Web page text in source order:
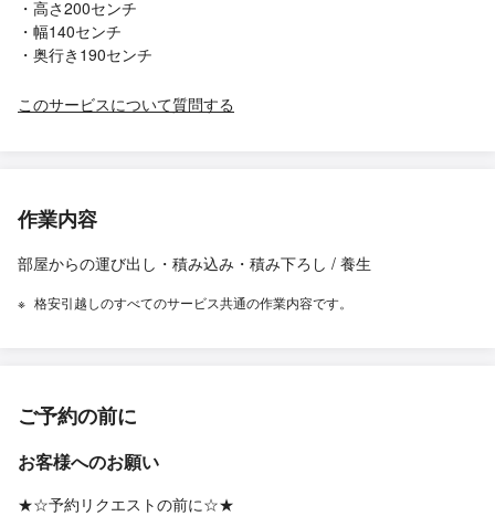
・高さ200センチ
・幅140センチ
・奥行き190センチ
このサービスについて質問する
作業内容
部屋からの運び出し・積み込み・積み下ろし / 養生
格安引越しのすべてのサービス共通の作業内容です。
ご予約の前に
お客様へのお願い
★☆予約リクエストの前に☆★